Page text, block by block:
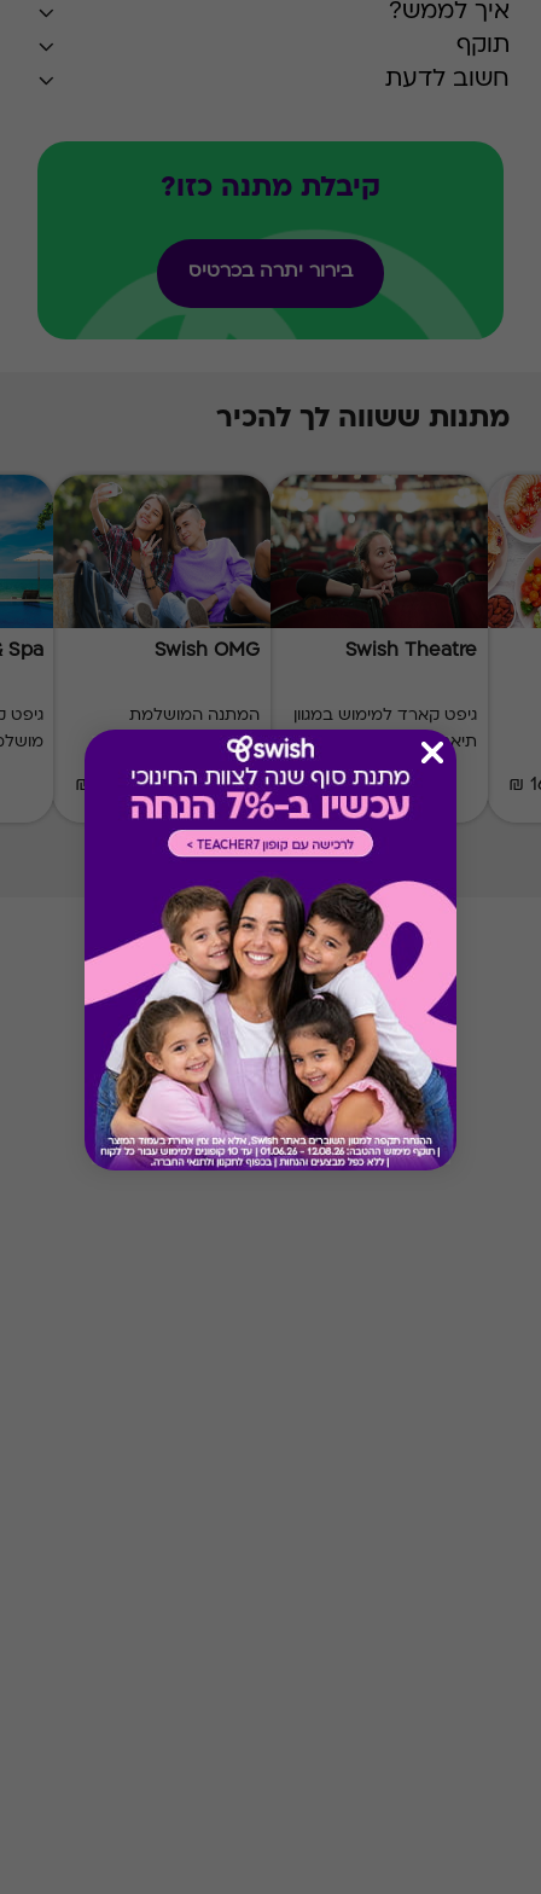
איך לממש?
תוקף
חשוב לדעת
קיבלת מתנה כזו?
בירור יתרה בכרטיס
מתנות ששווה לך להכיר
Swish Theatre
גיפט קארד למימוש במגוון
תיאטראות
₪50-₪500
Swish OMG
המתנה המושלמת
לנערות ולנערים
₪50-₪500
Spa
גיפט